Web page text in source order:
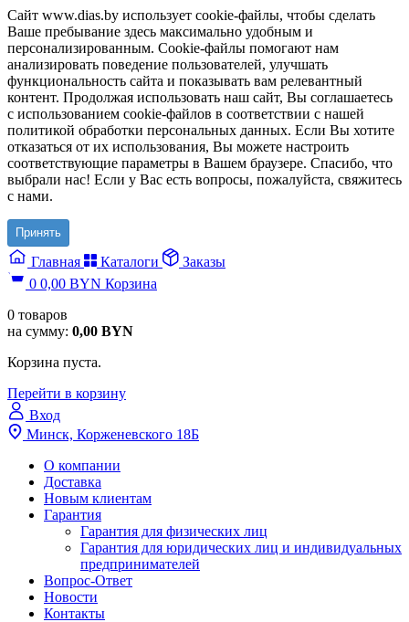
Сайт www.dias.by использует cookie-файлы, чтобы сделать
Ваше пребывание здесь максимально удобным и
персонализированным. Cookie-файлы помогают нам
анализировать поведение пользователей, улучшать
функциональность сайта и показывать вам релевантный
контент. Продолжая использовать наш сайт, Вы соглашаетесь
с использованием cookie-файлов в соответствии с нашей
политикой обработки персональных данных. Если Вы хотите
отказаться от их использования, Вы можете настроить
соответствующие параметры в Вашем браузере. Спасибо, что
выбрали нас! Если у Вас есть вопросы, пожалуйста, свяжитесь
с нами.
Принять
Главная Каталоги
Заказы
0 0,00 BYN Корзина
0 товаров
на сумму: 0,00 BYN
Корзина пуста.
Перейти в корзину
Вход
Минск, Корженевского 18Б
О компании
Доставка
Новым клиентам
Гарантия
Гарантия для физических лиц
Гарантия для юридических лиц и индивидуальных
предпринимателей
Вопрос-Ответ
Новости
Контакты